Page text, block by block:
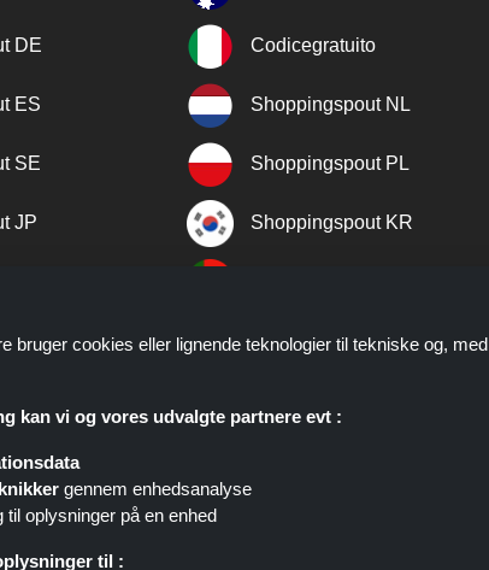
DE Codicegratuito
ES Shoppingspout NL
SE Shoppingspout PL
JP Shoppingspout KR
NO
Shoppingspout.com/dk eller dets personale er ikke
bruger cookies eller lignende teknologier til tekniske og,
kan vi og vores udvalgte partnere evt :
gennem enhedsanalyse
til oplysninger på en enhed
til :